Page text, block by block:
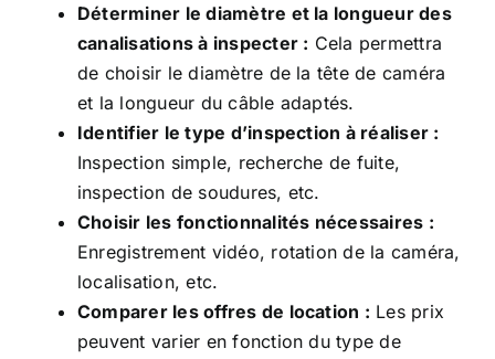
Déterminer le diamètre et la longueur des
canalisations à inspecter : Cela permettra
de choisir le diamètre de la tête de caméra
et la longueur du câble adaptés.
Identifier le type d’inspection à réaliser :
Inspection simple, recherche de fuite,
inspection de soudures, etc.
Choisir les fonctionnalités nécessaires :
Enregistrement vidéo, rotation de la caméra,
localisation, etc.
Comparer les offres de location : Les prix
peuvent varier en fonction du type de